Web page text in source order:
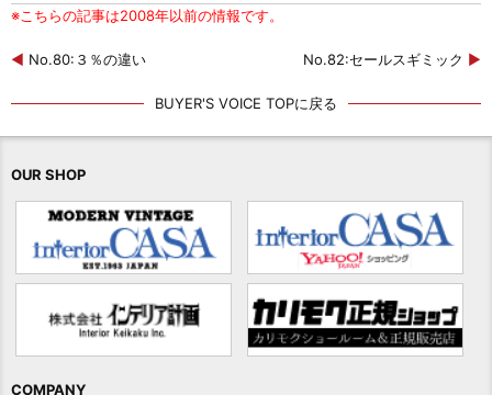
※こちらの記事は2008年以前の情報です。
◀ No.80:３％の違い No.82:セールスギミック ▶
BUYER'S VOICE TOPに戻る
OUR SHOP
COMPANY